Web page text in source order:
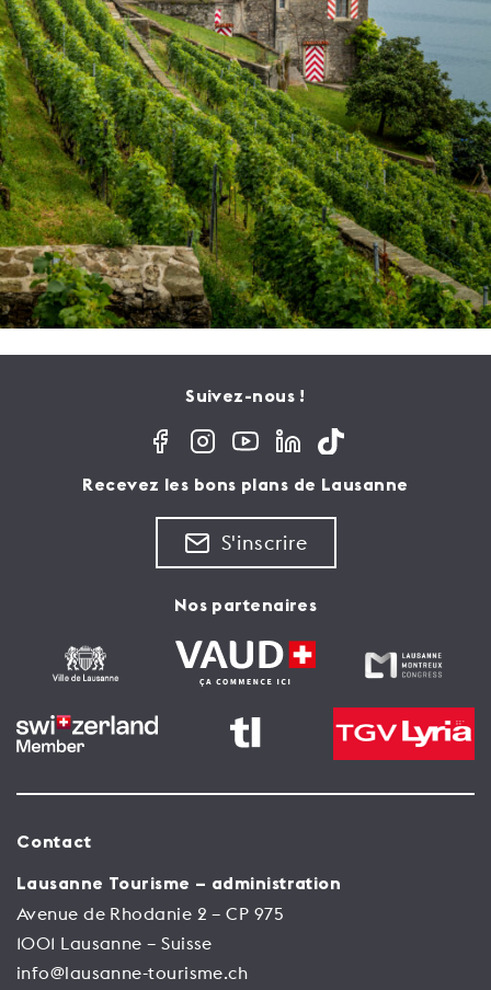
Suivez-nous !
Recevez les bons plans de Lausanne
S'inscrire
Nos partenaires
Contact
Lausanne Tourisme – administration
Avenue de Rhodanie 2 – CP 975
1001 Lausanne – Suisse
info@lausanne-tourisme.ch